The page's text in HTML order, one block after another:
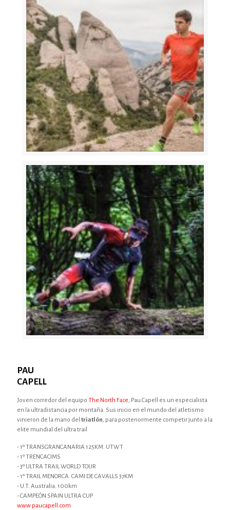
PAU
CAPELL
Joven corredor del equipo The North Face, Pau Capell es un especialista
en la ultradistancia por montaña. Sus inicio en el mundo del atletismo
vinieron de la mano del triatlón, para posteriormente competir junto a la
elite mundial del ultra trail
- 1º TRANSGRANCANARIA 125KM. UTWT
- 1º TRENCACIMS
- 3º ULTRA TRAIL WORLD TOUR
- 1º TRAIL MENORCA. CAMI DE CAVALLS 37KM
- U.T. Australia. 100km
- CAMPEÓN SPAIN ULTRA CUP
www.paucapell.com